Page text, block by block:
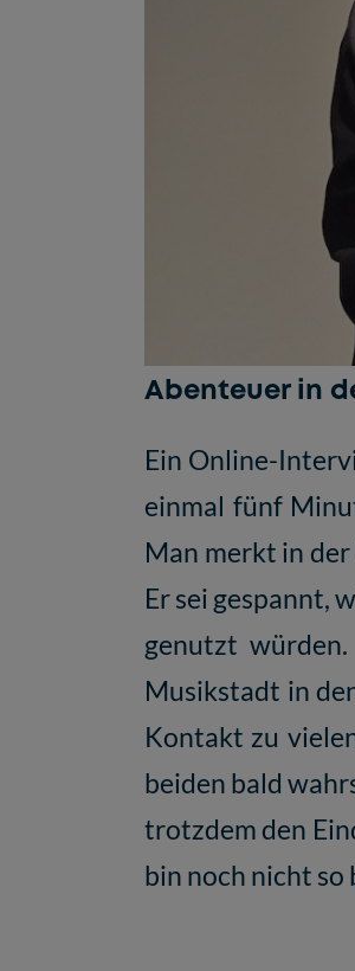
Abenteuer in
Ein Online-
einmal fünf
Man merkt in
Er sei gespannt,
genutzt
Musikstadt in
Kontakt zu
beiden bald
trotzdem den
bin noch nicht so